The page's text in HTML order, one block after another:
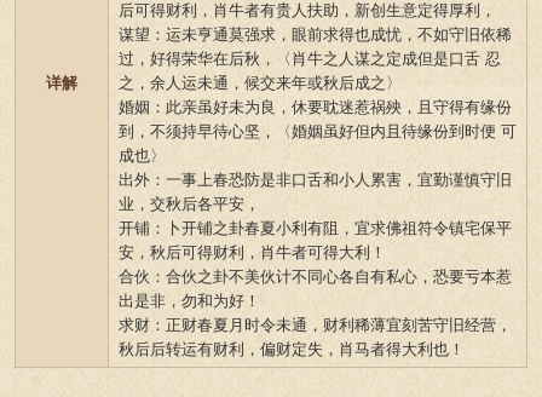
详解
后可得财利，肖牛者有贵人扶助，新创生意定得厚利，
谋望：运未亨通莫强求，眼前求得也成忧，不如守旧依稀
过，好得荣华在后秋，〈肖牛之人谋之定成但是口舌 忍
之，余人运未通，候交来年或秋后成之〉
婚姻：此亲虽好未为良，休要耽迷惹祸殃，且守得有缘份
到，不须持早待心坚，〈婚姻虽好但内且待缘份到时便 可
成也〉
出外：一事上春恐防是非口舌和小人累害，宜勤谨慎守旧
业，交秋后各平安，
开铺：卜开铺之卦春夏小利有阻，宜求佛祖符令镇宅保平
安，秋后可得财利，肖牛者可得大利！
合伙：合伙之卦不美伙计不同心各自有私心，恐要亏本惹
出是非，勿和为好！
求财：正财春夏月时令未通，财利稀薄宜刻苦守旧经营，
秋后后转运有财利，偏财定失，肖马者得大利也！